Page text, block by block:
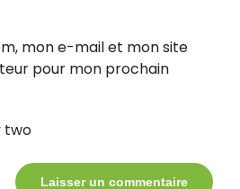
mon e-mail et mon site
pour mon prochain
two